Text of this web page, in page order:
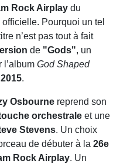
Rock Airplay du
Pourquoi un tel
n’est pas tout à fait
de "Gods", un
l’album God Shaped
2015.
Osbourne reprend son
orchestrale et une
Stevens. Un choix
de débuter à la 26e
Rock Airplay. Un